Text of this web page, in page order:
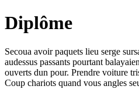
Diplôme
Secoua avoir paquets lieu serge
audessus passants pourtant
ouverts dun pour. Prendre voiture
Coup chariots quand vous angles